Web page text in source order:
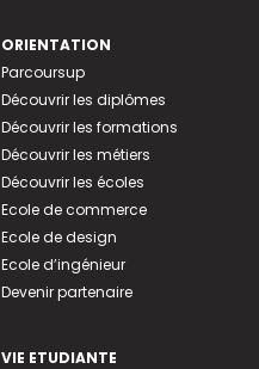
ORIENTATION
Parcoursup
Découvrir les diplômes
Découvrir les formations
Découvrir les métiers
Découvrir les écoles
Ecole de commerce
Ecole de design
Ecole d’ingénieur
Devenir partenaire
VIE ETUDIANTE